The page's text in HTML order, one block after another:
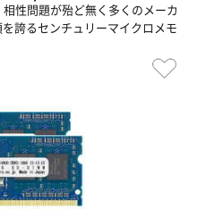
性問題が殆ど無く多くのメーカ
誇るセンチュリーマイクロメモ